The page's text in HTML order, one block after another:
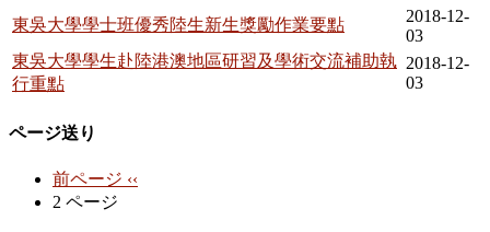
東吳大學學士班優秀陸生新生獎勵作業要點
2018-12-
03
東吳大學學生赴陸港澳地區研習及學術交流補助執
行重點
2018-12-
03
ページ送り
前ページ ‹‹
2 ページ